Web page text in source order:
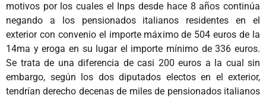
motivos por los cuales el Inps desde hace 8 años continúa
negando a los pensionados italianos residentes en el
exterior con convenio el importe máximo de 504 euros de la
14ma y eroga en su lugar el importe mínimo de 336 euros.
Se trata de una diferencia de casi 200 euros a la cual sin
embargo, según los dos diputados electos en el exterior,
tendrían derecho decenas de miles de pensionados italianos